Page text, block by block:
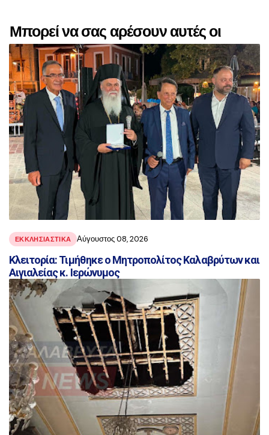
Μπορεί να σας αρέσουν αυτές οι
αναρτήσεις
ΕΚΚΛΗΣΙΑΣΤΙΚΑ Αύγουστος 08, 2026
Κλειτορία: Τιμήθηκε ο Μητροπολίτος Καλαβρύτων και
Αιγιαλείας κ. Ιερώνυμος